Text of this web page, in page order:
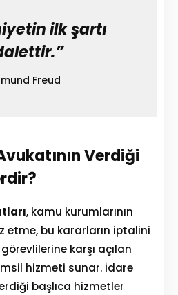
ilk şartı
Freud
Verdiği
, kamu kurumlarının
etme, bu kararların iptalini
karşı açılan
hizmeti sunar. İdare
başlıca hizmetler